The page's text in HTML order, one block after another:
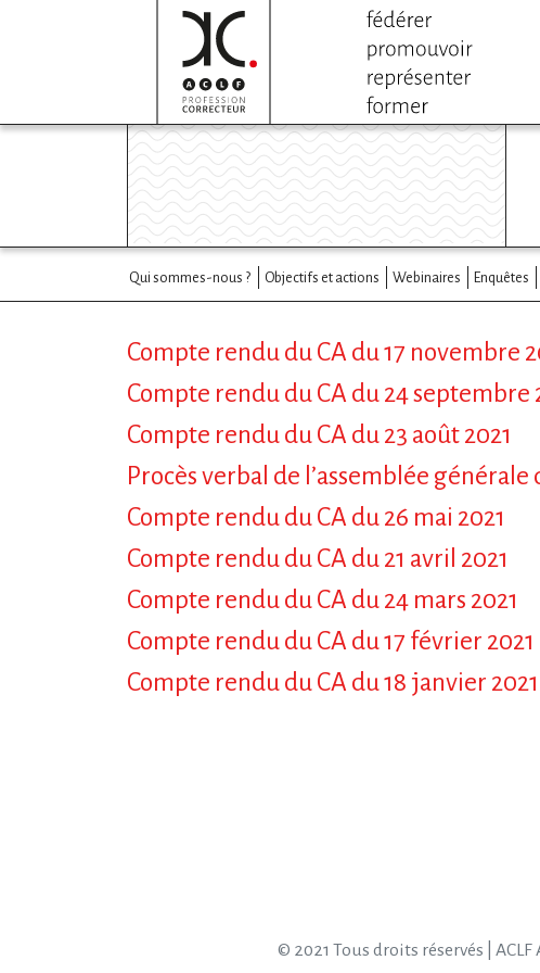
Qui sommes-nous ? Objectifs et actions Webinaires Enquêtes
Compte rendu du CA du 17 novembre
Compte rendu du CA du 24 septembre
Compte rendu du CA du 23 août 2021
Procès verbal de l’assemblée générale
Compte rendu du CA du 26 mai 2021
Compte rendu du CA du 21 avril 2021
Compte rendu du CA du 24 mars 2021
Compte rendu du CA du 17 février 2021
Compte rendu du CA du 18 janvier 2021
© 2021 Tous droits réservés |